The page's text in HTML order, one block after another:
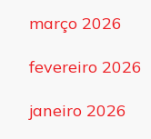
março 2026
fevereiro 2026
janeiro 2026